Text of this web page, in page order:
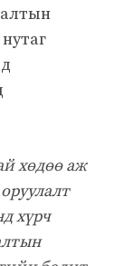
хөдөө аж
хүрч